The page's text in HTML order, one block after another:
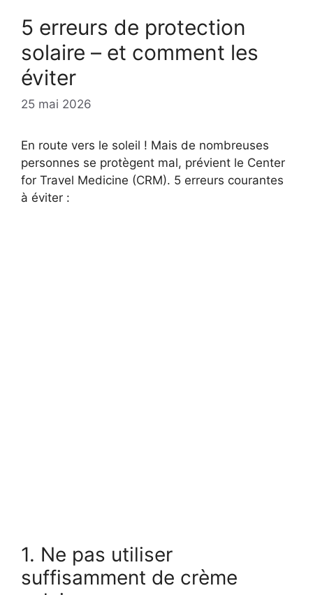
5 erreurs de protection
solaire – et comment les
éviter
25 mai 2026
En route vers le soleil ! Mais de nombreuses
personnes se protègent mal, prévient le Center
for Travel Medicine (CRM). 5 erreurs courantes
à éviter :
1. Ne pas utiliser
suffisamment de crème